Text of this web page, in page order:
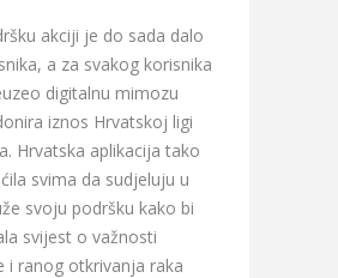
akciji je do sada dalo
a za svakog korisnika
digitalnu mimozu
iznos Hrvatskoj ligi
Hrvatska aplikacija tako
svima da sudjeluju u
svoju podršku kako bi
svijest o važnosti
i ranog otkrivanja raka